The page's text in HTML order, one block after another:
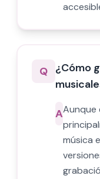
Q ¿Cómo
AAunque
música